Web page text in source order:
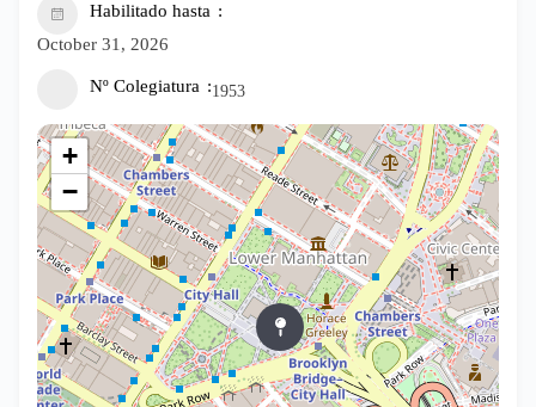
Habilitado hasta
October 31, 2026
Nº Colegiatura 1953
+
−